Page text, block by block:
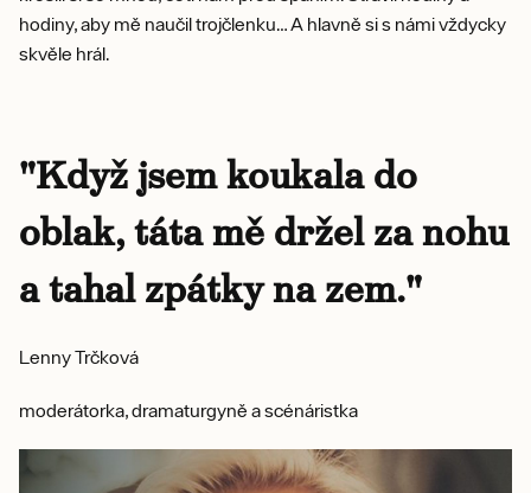
hodiny, aby mě naučil trojčlenku… A hlavně si s námi vždycky
skvěle hrál.
"Když jsem koukala do
oblak, táta mě držel za nohu
a tahal zpátky na zem."
Lenny Trčková
moderátorka, dramaturgyně a scénáristka